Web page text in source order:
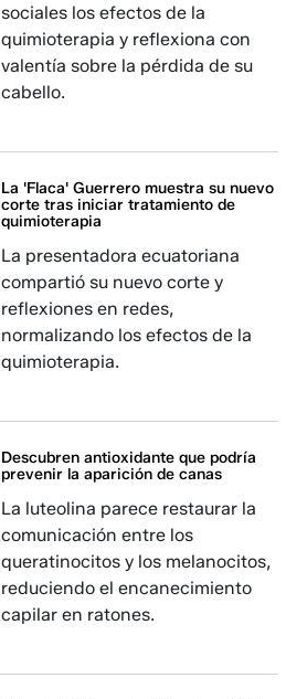
sociales los efectos de la
quimioterapia y reflexiona con
valentía sobre la pérdida de su
cabello.
La 'Flaca' Guerrero muestra su nuevo
corte tras iniciar tratamiento de
quimioterapia
La presentadora ecuatoriana
compartió su nuevo corte y
reflexiones en redes,
normalizando los efectos de la
quimioterapia.
Descubren antioxidante que podría
prevenir la aparición de canas
La luteolina parece restaurar la
comunicación entre los
queratinocitos y los melanocitos,
reduciendo el encanecimiento
capilar en ratones.